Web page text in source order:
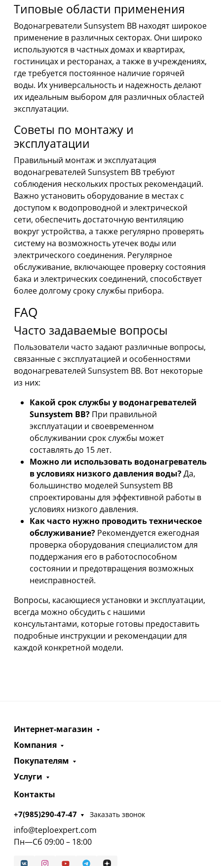
Типовые области применения
Водонагреватели Sunsystem BB находят широкое
применение в различных секторах. Они широко
используются в частных домах и квартирах,
гостиницах и ресторанах, а также в учреждениях,
где требуется постоянное наличие горячей
воды. Их универсальность и надежность делают
их идеальным выбором для различных областей
эксплуатации.
Советы по монтажу и
эксплуатации
Правильный монтаж и эксплуатация
водонагревателей Sunsystem BB требуют
соблюдения нескольких простых рекомендаций.
Важно установить оборудование в местах с
доступом к водопроводной и электрической
сети, обеспечить достаточную вентиляцию
вокруг устройства, а также регулярно проверять
систему на возможность утечек воды или
электрического соединения. Регулярное
обслуживание, включающее проверку состояния
бака и электрических соединений, способствует
более долгому сроку службы прибора.
FAQ
Часто задаваемые вопросы
Пользователи часто задают различные вопросы,
связанные с эксплуатацией и особенностями
водонагревателей Sunsystem BB. Вот некоторые
из них:
Какой срок службы у водонагревателей
Sunsystem BB? При правильной
эксплуатации и своевременном
обслуживании срок службы может
составлять до 15 лет.
Можно ли использовать водонагреватель
в условиях низкого давления воды?Да,
большинство моделей Sunsystem BB
спроектированы для эффективной работы в
условиях низкого давления.
Как часто нужно проводить техническое
обслуживание? Рекомендуется ежегодная
проверка оборудования специалистом для
поддержания его в работоспособном
состоянии и предотвращения возможных
неисправностей.
Вопросы, касающиеся установки и эксплуатации,
всегда можно обсудить с нашими
консультантами, которые готовы предоставить
подробные инструкции и рекомендации для
каждой конкретной модели.
Интернет-магазин
Компания
Покупателям
Услуги
Контакты
+7(985)290-47-47 Заказать звонок
info@teploexpert.com
Пн—Сб 09:00 – 18:00